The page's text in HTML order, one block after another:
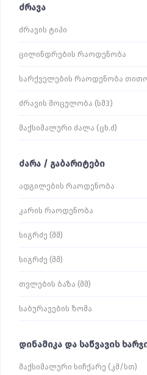
ძრავა
ძრავის ტიპი
ცილინდრების რაოდენობა
სარქველების რაოდენობა
ძრავის მოცულობა (სმ3)
მაქსიმალური ძალა (ცხ.ძ)
ძარა / გაბარიტები
ადგილების რაოდენობა
კარის რაოდენობა
სიგრძე (მმ)
სიგრძე (მმ)
თვლების ბაზა (მმ)
საბურავების ზომა
დინამიკა და საწვავის
მაქსიმალური სიჩქარე (კმ/სთ)